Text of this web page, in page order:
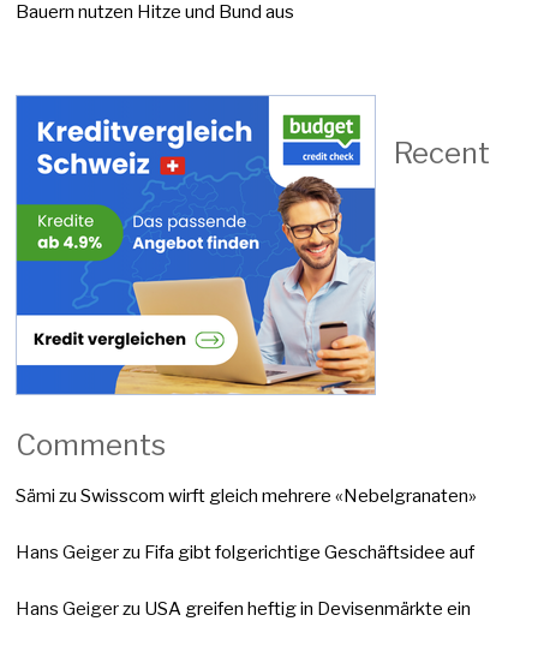
Bauern nutzen Hitze und Bund aus
Recent
Comments
Sämi zuSwisscom wirft gleich mehrere «Nebelgranaten»
Hans Geigerzu Fifa gibt folgerichtige Geschäftsidee auf
Hans Geigerzu USA greifen heftig in Devisenmärkte ein